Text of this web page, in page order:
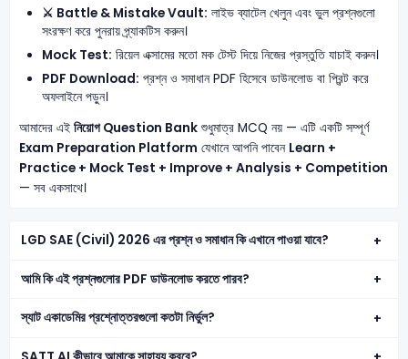
⚔️ Battle & Mistake Vault: লাইভ ব্যাটেল খেলুন এবং ভুল প্রশ্নগুলো
সংরক্ষণ করে পুনরায় প্র্যাকটিস করুন।
Mock Test: রিয়েল এক্সামের মতো মক টেস্ট দিয়ে নিজের প্রস্তুতি যাচাই করুন।
PDF Download: প্রশ্ন ও সমাধান PDF হিসেবে ডাউনলোড বা প্রিন্ট করে
অফলাইনে পড়ুন।
আমাদের এই নিয়োগ Question Bankশুধুমাত্র MCQ নয় — এটি একটি সম্পূর্ণ
Exam Preparation Platform যেখানে আপনি পাবেন Learn +
Practice + Mock Test + Improve + Analysis + Competition
— সব একসাথে।
LGD SAE (Civil) 2026 এর প্রশ্ন ও সমাধান কি এখানে পাওয়া যাবে?
আমি কি এই প্রশ্নগুলোর PDF ডাউনলোড করতে পারব?
স্যাট একাডেমির প্রশ্নোত্তরগুলো কতটা নির্ভুল?